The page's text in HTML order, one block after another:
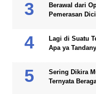
Berawal dari
Pemerasan
Lagi di Suatu
Apa ya
Sering Dikira
Ternyata